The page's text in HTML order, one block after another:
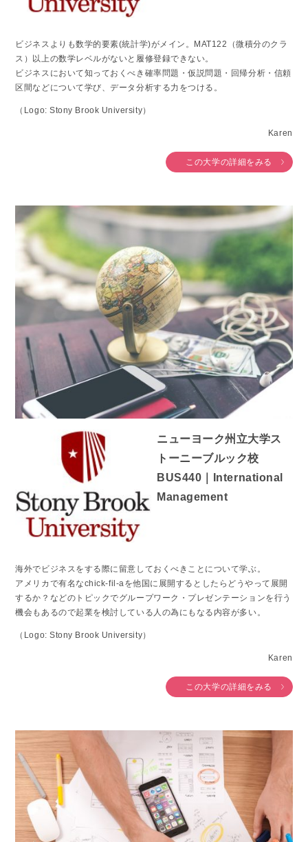
ビジネスよりも数学的要素(統計学)がメイン。MAT122（微積分のクラ
ス）以上の数学レベルがないと履修登録できない。
ビジネスにおいて知っておくべき確率問題・仮説問題・回帰分析・信頼
区間などについて学び、データ分析する力をつける。
（Logo: Stony Brook University）
Karen
この大学の詳細をみる
ニューヨーク州立大学ス
トーニーブルック校
BUS440｜International
Management
海外でビジネスをする際に留意しておくべきことについて学ぶ。
アメリカで有名なchick-fil-aを他国に展開するとしたらどうやって展開
するか？などのトピックでグループワーク・プレゼンテーションを行う
機会もあるので起業を検討している人の為にもなる内容が多い。
（Logo: Stony Brook University）
Karen
この大学の詳細をみる